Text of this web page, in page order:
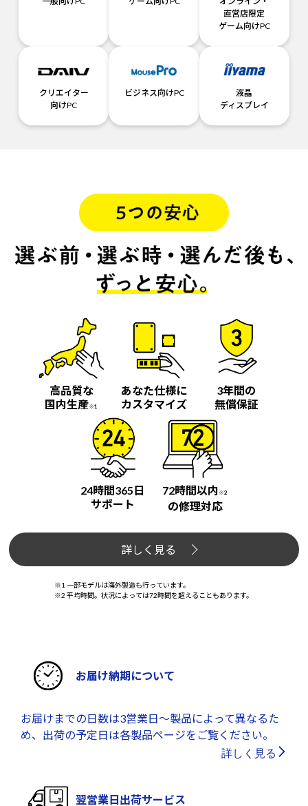
直営店限定
ゲーム向けPC
クリエイター
向けPC
ビジネス向けPC
液晶
ディスプレイ
高品質な
国内生産※1
あなた仕様に
カスタマイズ
3年間の
無償保証
24時間365日
サポート
72時間以内 ※2
の修理対応
詳しく見る
※1 一部モデルは海外製造も行っています。
※2 平均時間。状況によっては72時間を超えることもあります。
お届け納期について
お届けまでの日数は3営業日～製品によって異なるた
め、出荷の予定日は各製品ページをご覧ください。
詳しく見る
翌営業日出荷サービス